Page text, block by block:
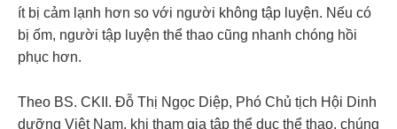
ít bị cảm lạnh hơn so với người không tập luyện. Nếu có
bị ốm, người tập luyện thể thao cũng nhanh chóng hồi
phục hơn.
Theo BS. CKII. Đỗ Thị Ngọc Diệp, Phó Chủ tịch Hội Dinh
dưỡng Việt Nam, khi tham gia tập thể dục thể thao, chúng